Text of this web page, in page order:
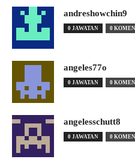
andreshowchin9
0 JAWATAN 0 KOMEN
angeles77o
0 JAWATAN 0 KOMEN
angelesschutt8
0 JAWATAN 0 KOMEN